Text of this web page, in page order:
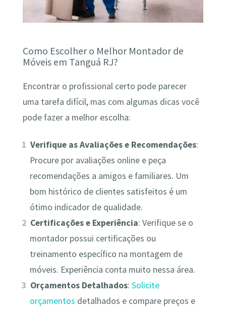
Como Escolher o Melhor Montador de
Móveis em Tanguá RJ?
Encontrar o profissional certo pode parecer
uma tarefa difícil, mas com algumas dicas você
pode fazer a melhor escolha:
Verifique as Avaliações e Recomendações:
Procure por avaliações online e peça
recomendações a amigos e familiares. Um
bom histórico de clientes satisfeitos é um
ótimo indicador de qualidade.
Certificações e Experiência: Verifique se o
montador possui certificações ou
treinamento específico na montagem de
móveis. Experiência conta muito nessa área.
Orçamentos Detalhados:Solicite
orçamentos detalhados e compare preços e